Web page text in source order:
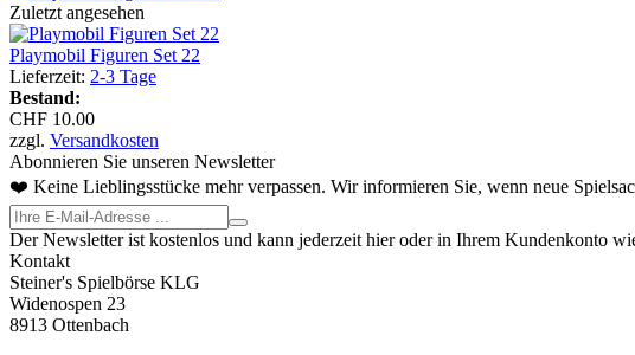
Zuletzt angesehen
Playmobil Figuren Set 22
Lieferzeit: 2-3 Tage
Bestand:
CHF 10.00
zzgl. Versandkosten
Abonnieren Sie unseren Newsletter
❤️ Keine Lieblingsstücke mehr verpassen. Wir informieren Sie, wenn neue
Der Newsletter ist kostenlos und kann jederzeit hier oder in Ihrem Kundenkonto
Kontakt
Steiner's Spielbörse KLG
Widenospen 23
8913 Ottenbach